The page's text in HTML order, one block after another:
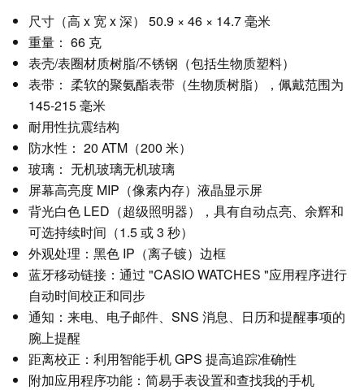
尺寸（高 x 宽 x 深） 50.9 × 46 × 14.7 毫米
重量： 66 克
表壳/表圈材质树脂/不锈钢（包括生物质塑料）
表带： 柔软的聚氨酯表带（生物质树脂），佩戴范围为
145-215 毫米
耐用性抗震结构
防水性： 20 ATM（200 米）
玻璃： 无机玻璃无机玻璃
屏幕高亮度 MIP（像素内存）液晶显示屏
背光白色 LED（超级照明器），具有自动点亮、余辉和
可选持续时间（1.5 或 3 秒）
外观处理：黑色 IP（离子镀）边框
蓝牙移动链接：通过 "CASIO WATCHES "应用程序进行
自动时间校正和同步
通知：来电、电子邮件、SNS 消息、日历和提醒事项的
腕上提醒
距离校正：利用智能手机 GPS 提高追踪准确性
附加应用程序功能：简易手表设置和查找我的手机